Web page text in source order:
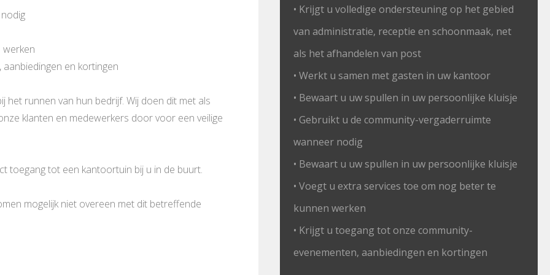
werken
en kortingen
runnen van hun bedrijf. Wij doen dit met als
klanten en medewerkers door voor een veilige
toegang tot een kantoortuin bij u in de buurt.
mogelijk niet overeen met dit betreffende
• Krijgt u volledige ondersteuning op het gebied
van administratie, receptie en schoonmaak, net
als het afhandelen van post
• Werkt u samen met gasten in uw kantoor
• Bewaart u uw spullen in uw persoonlijke kluisje
• Gebruikt u de community-vergaderruimte
wanneer nodig
• Bewaart u uw spullen in uw persoonlijke kluisje
• Voegt u extra services toe om nog beter te
kunnen werken
• Krijgt u toegang tot onze community-
evenementen, aanbiedingen en kortingen